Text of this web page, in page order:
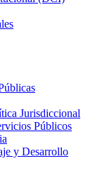
Jurisdiccional
Públicos
y Desarrollo